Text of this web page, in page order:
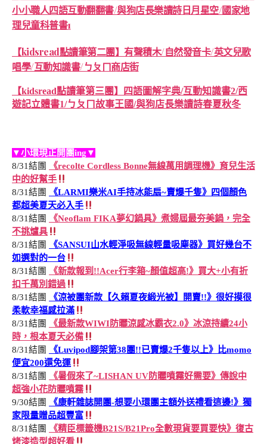
小小職人四語互動翻翻書/與狗店長樂讀詩日月星空/國家地
理兒童科普書1
【kidsread點讀筆第二團】有聲積木/自然發音卡/英文兒歌
唱學/互動知識書/ㄅㄆㄇ商店街
【kidsread點讀筆第三團】四語圖解字典/互動知識書2/西
遊記立體書1/ㄅㄆㄇ故事王國/與狗店長樂讀詩春夏秋冬
▼小環現正開團ing▼
8/31結團
《recolte Cordless Bonne無線萬用調理機》育兒生活
中的好幫手
8/31結團
《LARMI樂米AI手持冰能扇~賣爆千隻》四個顏色
都超美夏天必入手
8/31結團
《Neoflam FIKA夢幻鍋具》煮婦屆最夯美鍋，完全
不挑爐具
8/31結團
《SANSUI山水輕淨吸無線輕量吸塵器》買好幾台不
如選對的一台
8/31結團
《新款報到!!Acer行李箱~顏值超高!》買大+小有折
扣千萬別錯過
8/31結團
《涼被團新款【久賴夏夜緞光被】開賣!!》很好摸很
柔軟幸福感拉滿
8/31結團
《最新款WIWI防曬涼感冰霸衣2.0》冰涼持續24小
時，根本夏天必備
8/31結團
《Luvipod腳架第38團!!已賣爆2千隻以上》比momo
便宜200還免運
8/31結團
《暑假來了~LISHAN UV防曬噴霧好需要》傳說中
超強小花防曬噴霧
9/30結團
《康軒雜誌開團-想要小環團主額外送禮看這邊!》獨
家限量贈品超豐富
8/31結團
《精臣標籤機B21S/B21Pro全數現貨要買要快》復古
烤漆造型超好看